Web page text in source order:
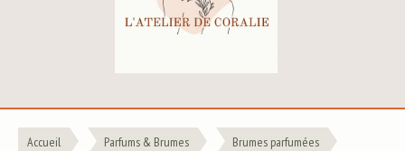
Accueil Parfums & Brumes
Brumes parfumées